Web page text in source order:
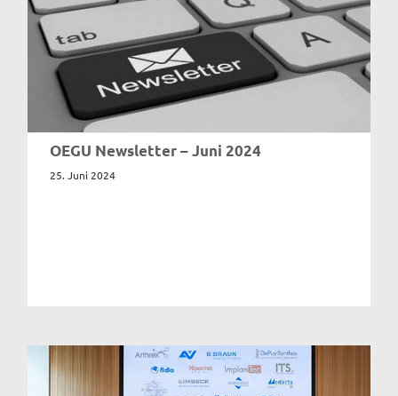
OEGU Newsletter – Juni 2024
25. Juni 2024